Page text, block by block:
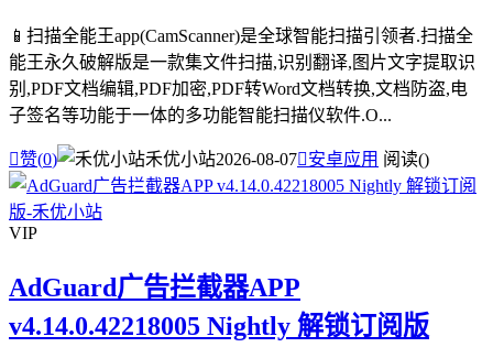
📱扫描全能王app(CamScanner)是全球智能扫描引领者.扫描全
能王永久破解版是一款集文件扫描,识别翻译,图片文字提取识
别,PDF文档编辑,PDF加密,PDF转Word文档转换,文档防盗,电
子签名等功能于一体的多功能智能扫描仪软件.O...
赞(0) 禾优小站2026-08-07安卓应用 阅读()
VIP
AdGuard广告拦截器APP
v4.14.0.42218005 Nightly 解锁订阅版